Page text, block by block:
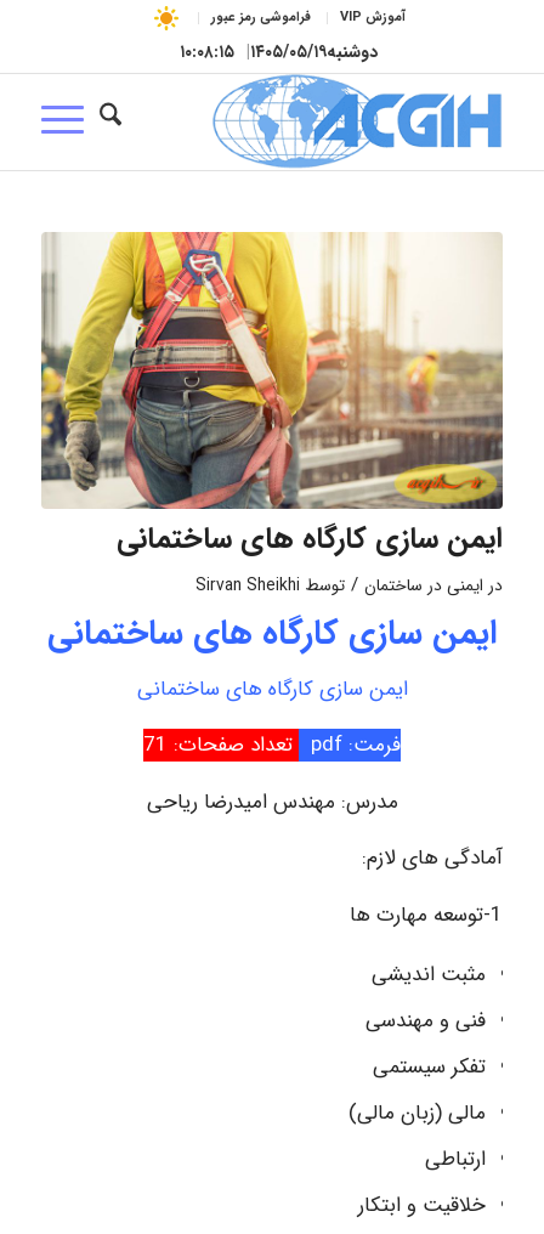
آموزش VIP فراموشی رمز عبور
دوشنبه۱۴۰۵/۰۵/۱۹| ۱۰:۰۸:۱۶
ایمن سازی کارگاه های ساختمانی
در ایمنی در ساختمان / توسط Sirvan Sheikhi
ایمن سازی کارگاه های ساختمانی
ایمن سازی کارگاه های ساختمانی
فرمت: pdf
تعداد صفحات: 71
مدرس: مهندس امیدرضا ریاحی
آمادگی های لازم:
1-توسعه مهارت ها
مثبت اندیشی
فنی و مهندسی
تفکر سیستمی
مالی (زبان مالی)
ارتباطی
خلاقیت و ابتکار